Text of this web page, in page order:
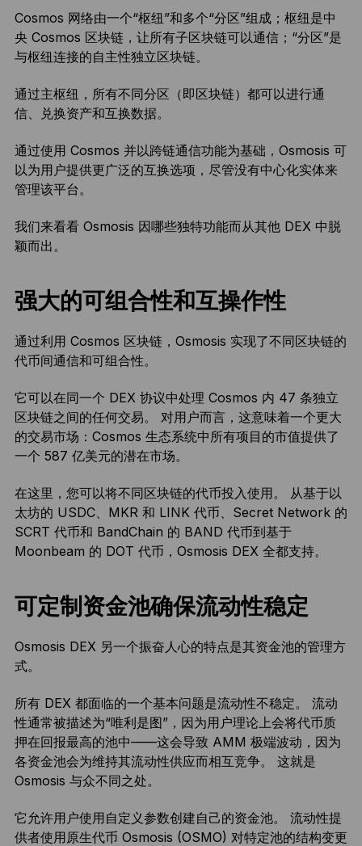
Cosmos 网络由一个“枢纽”和多个“分区”组成；枢纽是中
央 Cosmos 区块链，让所有子区块链可以通信；“分区”是
与枢纽连接的自主性独立区块链。
通过主枢纽，所有不同分区（即区块链）都可以进行通
信、兑换资产和互换数据。
通过使用 Cosmos 并以跨链通信功能为基础，Osmosis 可
以为用户提供更广泛的互换选项，尽管没有中心化实体来
管理该平台。
我们来看看 Osmosis 因哪些独特功能而从其他 DEX 中脱
颖而出。
强大的可组合性和互操作性
通过利用 Cosmos 区块链，Osmosis 实现了不同区块链的
代币间通信和可组合性。
它可以在同一个 DEX 协议中处理 Cosmos 内 47 条独立
区块链之间的任何交易。 对用户而言，这意味着一个更大
的交易市场：Cosmos 生态系统中所有项目的市值提供了
一个 587 亿美元的潜在市场。
在这里，您可以将不同区块链的代币投入使用。 从基于以
太坊的 USDC、MKR 和 LINK 代币、Secret Network 的
SCRT 代币和 BandChain 的 BAND 代币到基于
Moonbeam 的 DOT 代币，Osmosis DEX 全都支持。
可定制资金池确保流动性稳定
Osmosis DEX 另一个振奋人心的特点是其资金池的管理方
式。
所有 DEX 都面临的一个基本问题是流动性不稳定。 流动
性通常被描述为“唯利是图”，因为用户理论上会将代币质
押在回报最高的池中——这会导致 AMM 极端波动，因为
各资金池会为维持其流动性供应而相互竞争。 这就是
Osmosis 与众不同之处。
它允许用户使用自定义参数创建自己的资金池。 流动性提
供者使用原生代币 Osmosis (OSMO) 对特定池的结构变更